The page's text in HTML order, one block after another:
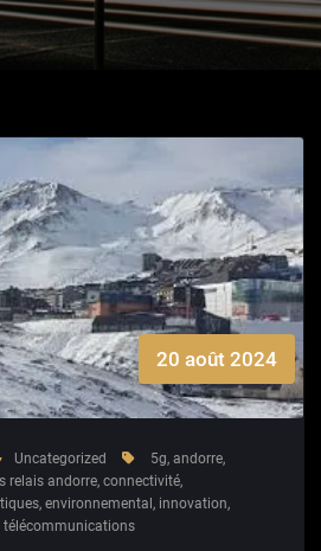
20 août 2024
Uncategorized 5g, andorre,
relais andorre, connectivité,
, environnemental , innovation,
télécommunications